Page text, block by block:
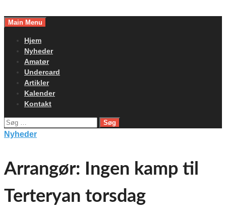
toMain Menu
Hjem
Nyheder
Amatør
Undercard
Artikler
Kalender
Kontakt
Søg
efter:
Nyheder
Arrangør: Ingen kamp til
Terteryan torsdag